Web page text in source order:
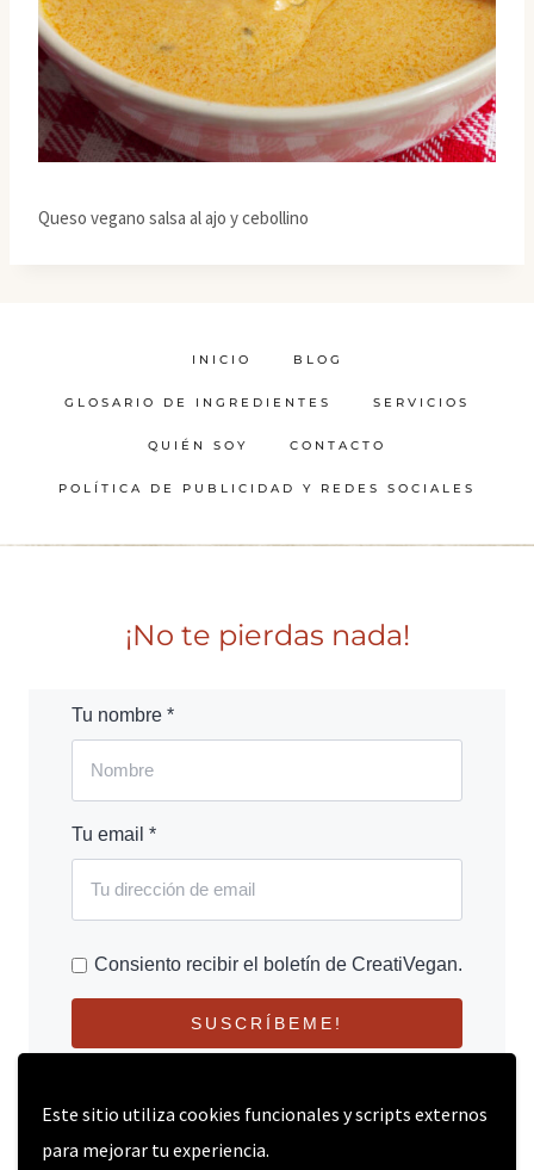
Este sitio utiliza cookies funcionales y scripts externos
para mejorar tu experiencia.
Queso vegano salsa al ajo y cebollino
INICIO BLOG
GLOSARIO DE INGREDIENTES SERVICIOS
QUIÉN SOY CONTACTO
POLÍTICA DE PUBLICIDAD Y REDES SOCIALES
¡No te pierdas nada!
Tu nombre *
Tu email *
Consiento recibir el boletín de CreatiVegan.
SUSCRÍBEME!